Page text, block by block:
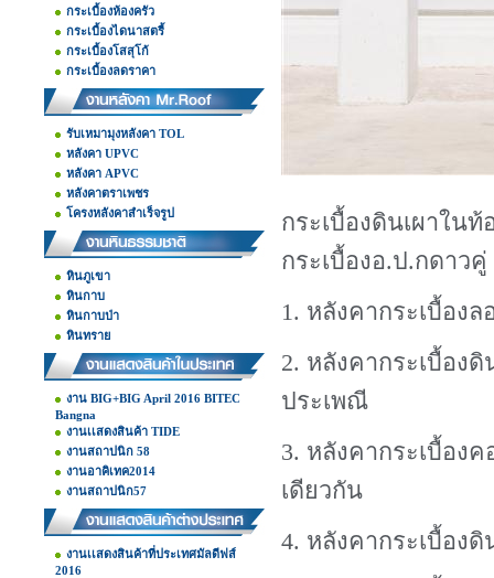
กระเบื้องห้องครัว
กระเบื้องไดนาสตรี้
กระเบื้องโสสุโก้
กระเบื้องลดราคา
รับเหมามุงหลังคา TOL
หลังคา UPVC
หลังคา APVC
หลังคาตราเพชร
โครงหลังคาสำเร็จรูป
หินภูเขา
หินกาบ
หินกาบป่า
หินทราย
งาน BIG+BIG April 2016 BITEC
Bangna
งานเเสดงสินค้า TIDE
งานสถาปนิก 58
งานอาคิเทค2014
งานสถาปนิก57
งานเเสดงสินค้าที่ประเทศมัลดีฟส์
2016
กระเบื้องดินเผาใน
กระเบื้องอ.ป.กดาว
1. หลังคากระเบื้อง
2. หลังคากระเบื้อง
ประเพณี
3. หลังคากระเบื้อง
เดียวกัน
4. หลังคากระเบื้อง